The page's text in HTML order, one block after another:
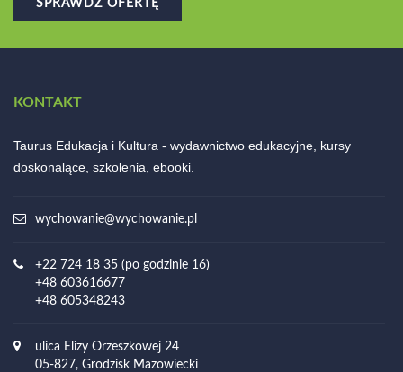
KONTAKT
Taurus Edukacja i Kultura - wydawnictwo edukacyjne, kursy
doskonalące, szkolenia, ebooki.
wychowanie@wychowanie.pl
+22 724 18 35 (po godzinie 16)
+48 603616677
+48 605348243
ulica Elizy Orzeszkowej 24
05-827, Grodzisk Mazowiecki